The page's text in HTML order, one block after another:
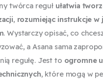
twórca reguł ułatwia
, rozumiejąc instrukcje w
. Wystarczy opisać, co
a Asana sama
regułę. Jest to ogromne
, które mogą w